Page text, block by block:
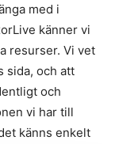
med i
känner vi
resurser. Vi vet
sida, och att
och
vi har till
känns enkelt